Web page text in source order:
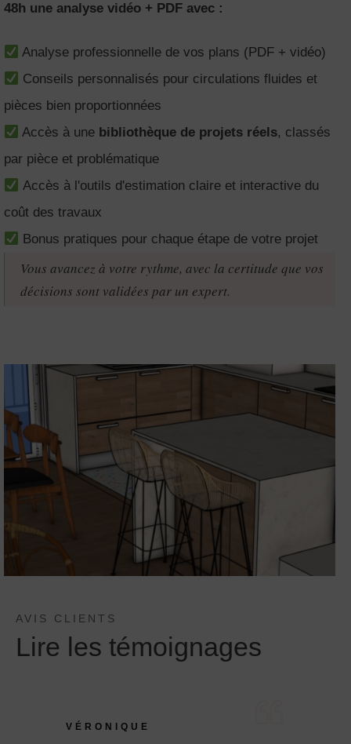
48h une analyse vidéo + PDF avec :
Analyse professionnelle de vos plans (PDF + vidéo)
Conseils personnalisés pour circulations fluides et
pièces bien proportionnées
Accès à une bibliothèque de projets réels, classés
par pièce et problématique
Accès à l'outils d'estimation claire et interactive du
coût des travaux
Bonus pratiques pour chaque étape de votre projet
Vous avancez à votre rythme, avec la certitude que vos
décisions sont validées par un expert.
AVIS CLIENTS
Lire les témoignages
VÉRONIQUE